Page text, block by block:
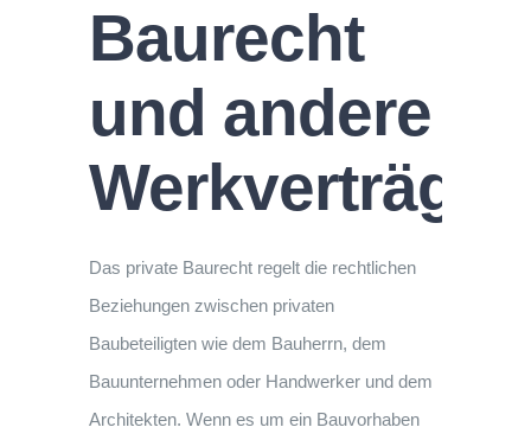
Baurecht
und andere
Werkverträge
Das private Baurecht regelt die rechtlichen
Beziehungen zwischen privaten
Baubeteiligten wie dem Bauherrn, dem
Bauunternehmen oder Handwerker und dem
Architekten. Wenn es um ein Bauvorhaben